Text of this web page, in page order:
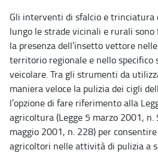
Gli interventi di sfalcio e trinciatura
lungo le strade vicinali e rurali
la presenza dell’insetto vettore
territorio regionale e nello
veicolare. Tra gli strumenti da
maniera veloce la pulizia dei cigli
l’opzione di fare riferimento alla
agricoltura (Legge 5 marzo 2001,
maggio 2001, n. 228) per
agricoltori nelle attività di pulizia a